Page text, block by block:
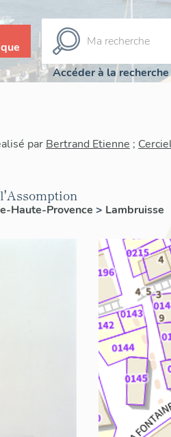
Accéder à la recherche
par Bertrand Etienne ;
Haute-Provence > Lambruisse